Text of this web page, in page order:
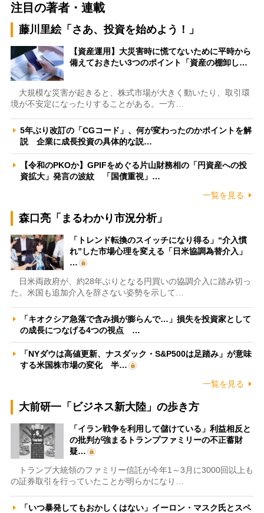
注目の著者・連載
藤川里絵「さあ、投資を始めよう！」
【資産運用】大災害時に慌てないために平時から
備えておきたい3つのポイント「資産の棚卸し…
大規模な災害が起きると、株式市場が大きく動いたり、取引環
境が不安定になったりすることがある。一方…
5年ぶり改訂の「CGコード」、何が変わったのかポイントを解
説 企業に成長投資の具体的な説…
【令和のPKOか】GPIFをめぐる片山財務相の「円資産への投
資拡大」発言の波紋 「国債重視」…
一覧を見る
森口亮「まるわかり市況分析」
「トレンド転換のスイッチになり得る」“介入慣
れ”した市場心理を変える「日米協調為替介入」
…
日米両政府が、約28年ぶりとなる円買いの協調介入に踏み切っ
た。米国も追加介入を辞さない姿勢を示して…
「キオクシア急落で含み損が膨らんで…」損失を投資家として
の成長につなげる4つの視点 …
「NYダウは高値更新、ナスダック・S&P500は足踏み」が意味
する米国株市場の変化 半…
一覧を見る
大前研一「ビジネス新大陸」の歩き方
「イラン戦争を利用して儲けている」利益相反と
の批判が強まるトランプファミリーの不正蓄財
疑…
トランプ大統領のファミリー信託が今年1～3月に3000回以上も
の証券取引を行っていたことが明らかになり…
「いつ暴発してもおかしくはない」イーロン・マスク氏とスペ